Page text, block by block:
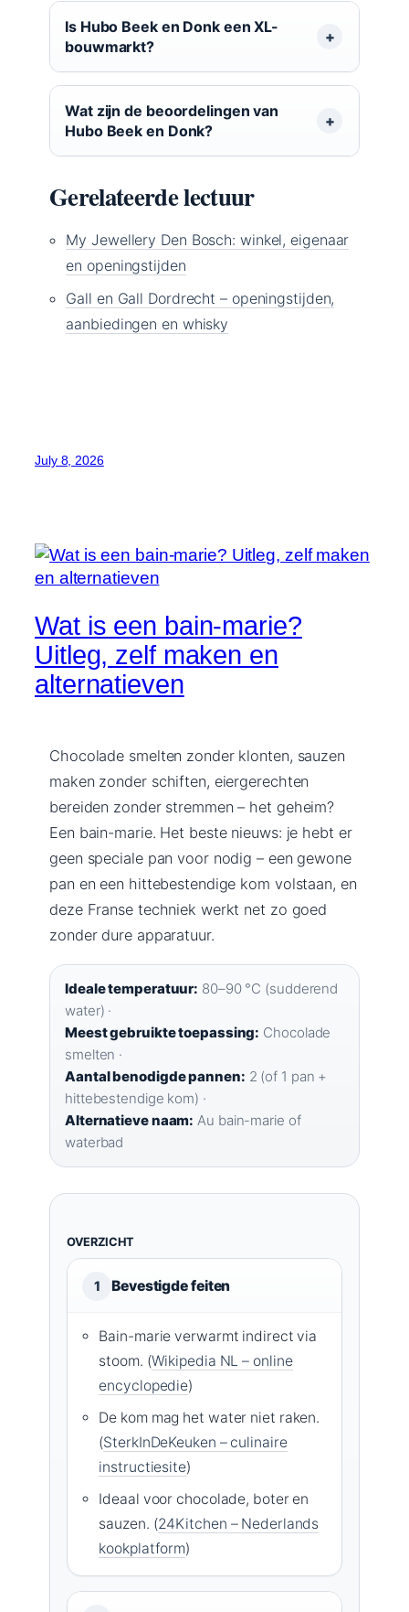
Is Hubo Beek en Donk een XL-
bouwmarkt?
Wat zijn de beoordelingen van
Hubo Beek en Donk?
Gerelateerde lectuur
My Jewellery Den Bosch: winkel, eigenaar
en openingstijden
Gall en Gall Dordrecht – openingstijden,
aanbiedingen en whisky
July 8, 2026
Wat is een bain-marie?
Uitleg, zelf maken en
alternatieven
Chocolade smelten zonder klonten, sauzen
maken zonder schiften, eiergerechten
bereiden zonder stremmen – het geheim?
Een bain-marie. Het beste nieuws: je hebt er
geen speciale pan voor nodig – een gewone
pan en een hittebestendige kom volstaan, en
deze Franse techniek werkt net zo goed
zonder dure apparatuur.
Ideale temperatuur: 80–90 °C (sudderend
water) ·
Meest gebruikte toepassing: Chocolade
smelten ·
Aantal benodigde pannen: 2 (of 1 pan +
hittebestendige kom) ·
Alternatieve naam: Au bain-marie of
waterbad
OVERZICHT
1 Bevestigde feiten
Bain-marie verwarmt indirect via
stoom. (Wikipedia NL – online
encyclopedie)
De kom mag het water niet raken.
(SterkInDeKeuken – culinaire
instructiesite)
Ideaal voor chocolade, boter en
sauzen. (24Kitchen – Nederlands
kookplatform)